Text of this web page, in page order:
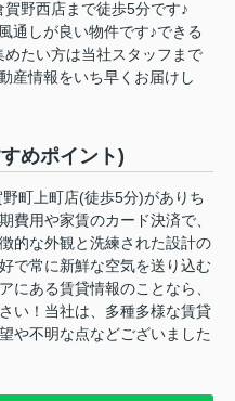
野西店まで徒歩5分です♪
通しが良い物件です♪できる
たい方は当社スタッフまで
産情報をいち早くお届けし
めポイント)
町上町店(徒歩5分)がありち
費用や家賃のカード決済で、
的な外観と洗練された設計の
で常に新鮮な空気を送り込む
にある賃貸情報のことなら、
い！当社は、多種多様な賃貸
や不明な点などございました